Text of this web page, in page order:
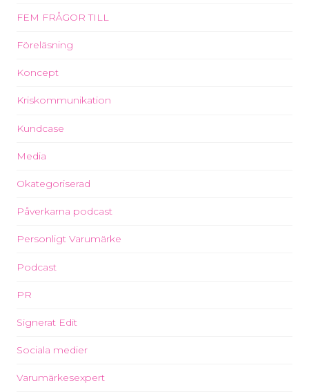
FEM FRÅGOR TILL
Föreläsning
Koncept
Kriskommunikation
Kundcase
Media
Okategoriserad
Påverkarna podcast
Personligt Varumärke
Podcast
PR
Signerat Edit
Sociala medier
Varumärkesexpert